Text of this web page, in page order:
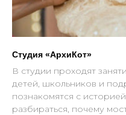
Студия «АрхиКот»
В студии проходят
детей, школьников и
познакомятся с
разбираться, почему